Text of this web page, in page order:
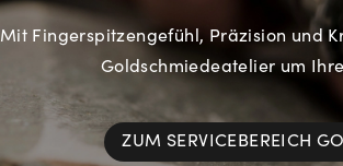
Mit Fingerspitzengefühl, Präzision und
Goldschmiedeatelier um
ZUM SERVICEBEREICH